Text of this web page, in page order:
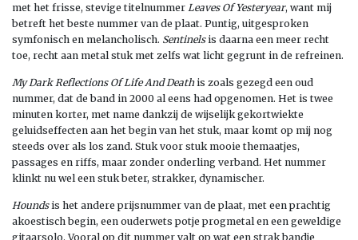
met het frisse, stevige titelnummer Leaves Of Yesteryear, want mij
betreft het beste nummer van de plaat. Puntig, uitgesproken
symfonisch en melancholisch. Sentinelsis daarna een meer recht
toe, recht aan metal stuk met zelfs wat licht gegrunt in de refreinen.
My Dark Reflections Of Life And Deathis zoals gezegd een oud
nummer, dat de band in 2000 al eens had opgenomen. Het is twee
minuten korter, met name dankzij de wijselijk gekortwiekte
geluidseffecten aan het begin van het stuk, maar komt op mij nog
steeds over als los zand. Stuk voor stuk mooie themaatjes,
passages en riffs, maar zonder onderling verband. Het nummer
klinkt nu wel een stuk beter, strakker, dynamischer.
Houndsis het andere prijsnummer van de plaat, met een prachtig
akoestisch begin, een ouderwets potje progmetal en een geweldige
gitaarsolo. Vooral op dit nummer valt op wat een strak bandje